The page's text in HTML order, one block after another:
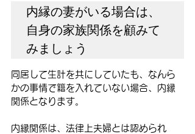
内縁の妻がいる場合は、
自身の家族関係を顧みて
みましょう
同居して生計を共にしていたも、なんら
かの事情で籍を入れていない場合、内縁
関係となります。
内縁関係は、法律上夫婦とは認められ